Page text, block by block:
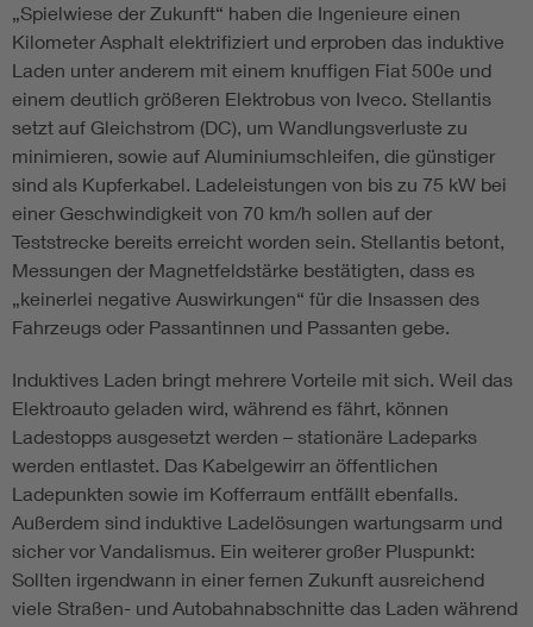
„Spielwiese der Zukunft“ haben die Ingenieure einen
Kilometer Asphalt elektrifiziert und erproben das induktive
Laden unter anderem mit einem knuffigen Fiat 500e und
einem deutlich größeren Elektrobus von Iveco. Stellantis
setzt auf Gleichstrom (DC), um Wandlungsverluste zu
minimieren, sowie auf Aluminiumschleifen, die günstiger
sind als Kupferkabel. Ladeleistungen von bis zu 75 kW bei
einer Geschwindigkeit von 70 km/h sollen auf der
Teststrecke bereits erreicht worden sein. Stellantis betont,
Messungen der Magnetfeldstärke bestätigten, dass es
„keinerlei negative Auswirkungen“ für die Insassen des
Fahrzeugs oder Passantinnen und Passanten gebe.
Induktives Laden bringt mehrere Vorteile mit sich. Weil das
Elektroauto geladen wird, während es fährt, können
Ladestopps ausgesetzt werden – stationäre Ladeparks
werden entlastet. Das Kabelgewirr an öffentlichen
Ladepunkten sowie im Kofferraum entfällt ebenfalls.
Außerdem sind induktive Ladelösungen wartungsarm und
sicher vor Vandalismus. Ein weiterer großer Pluspunkt:
Sollten irgendwann in einer fernen Zukunft ausreichend
viele Straßen- und Autobahnabschnitte das Laden während